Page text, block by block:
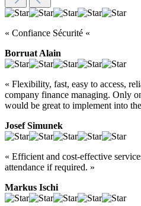
« Confiance Sécurité «
Borruat Alain
« Flexibility, fast, easy to access,
company finance managing. Only
would be great to implement into
Josef Simunek
« Efficient and cost-effective
attendance if required. »
Markus Ischi